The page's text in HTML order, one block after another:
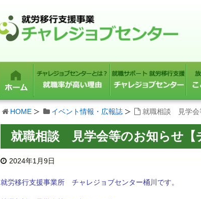
HOME イベント情報・広報誌 就職相談 見学会
就職相談 見学会等のお知らせ【
2024年1月9日
就労移行支援事業所 チャレジョブセンター桶川です。